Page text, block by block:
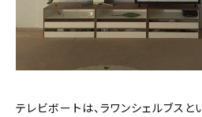
テレビボートは、ラワンシェルブスと